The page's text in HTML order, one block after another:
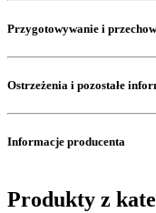
Przygotowywanie i
Ostrzeżenia i pozostałe
Informacje producenta
Produkty z